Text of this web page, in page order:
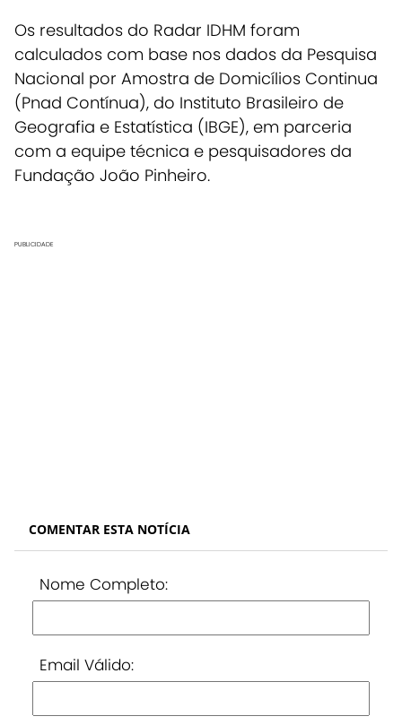
Os resultados do Radar IDHM foram
calculados com base nos dados da Pesquisa
Nacional por Amostra de Domicílios Continua
(Pnad Contínua), do Instituto Brasileiro de
Geografia e Estatística (IBGE), em parceria
com a equipe técnica e pesquisadores da
Fundação João Pinheiro.
PUBLICIDADE
COMENTAR ESTA NOTÍCIA
Nome Completo:
Email Válido: